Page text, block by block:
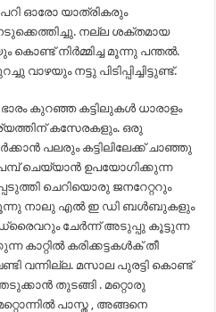
ഓരോ യാത്രികരും
നല്ല ശക്തമായ
കൊണ്ട് നിർമ്മിച്ച മൂന്നു പന്തൽ.
നട്ടു പിടിപ്പിച്ചിട്ടുണ്ട്.
കുറഞ്ഞ കട്ടിലുകൾ ധാരാളം
കസേരകളും. ഒരു
പലരും കട്ടിലിലേക്ക് ചാഞ്ഞു
ചെയ്യാൻ ഉപയോഗിക്കുന്ന
ചെറിയൊരു ജനറേറ്ററും
. മൂന്നു നാലു എൽ ഇ ഡി ബൾബുകളും
ചേർന്ന് അടുപ്പു കൂട്ടുന്ന
കാറ്റിൽ കരിക്കട്ടകൾക് തീ
വന്നില്ല. മസാല പുരട്ടി കൊണ്ട്
തുടങ്ങി . മറ്റൊരു
പാസ്ത , അങ്ങനെ